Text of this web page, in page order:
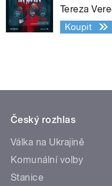
Tereza
Koupit
Český rozhlas
Válka na Ukrajině
Komunální volby
Stanice